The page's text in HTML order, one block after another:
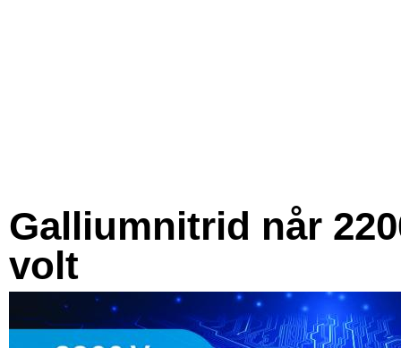
Galliumnitrid når
volt